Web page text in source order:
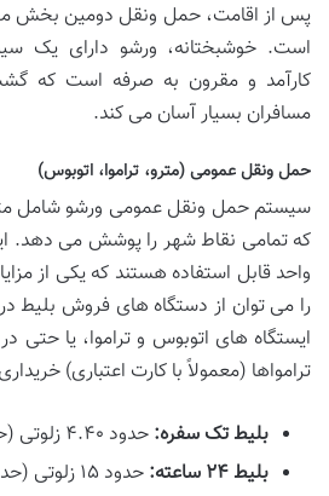
پس از اقامت، حمل ونقل دومین بخش
است. خوشبختانه، ورشو دارای یک
کارآمد و مقرون به صرفه است که
مسافران بسیار آسان می کند.
حمل ونقل عمومی (مترو، تراموا، اتوبوس)
سیستم حمل ونقل عمومی ورشو شامل
که تمامی نقاط شهر را پوشش می دهد.
واحد قابل استفاده هستند که یکی از
را می توان از دستگاه های فروش بلیط
ایستگاه های اتوبوس و تراموا، یا حتی
ترامواها (معمولاً با کارت اعتباری)
بلیط تک سفره: حدود ۴.۴۰ زلوتی (حدود ۱.۱ دلار)
بلیط ۲۴ ساعته:
حدود ۱۵ زلوتی (حدود ۳.۷ دلار)